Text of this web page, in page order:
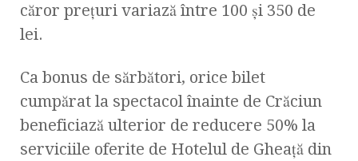
căror preţuri variază între 100 şi 350 de
lei.
Ca bonus de sărbători, orice bilet
cumpărat la spectacol înainte de Crăciun
beneficiază ulterior de reducere 50% la
serviciile oferite de Hotelul de Gheaţă din